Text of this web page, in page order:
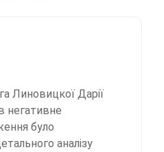
Линовицкої Дарії
негативне
було
аналізу